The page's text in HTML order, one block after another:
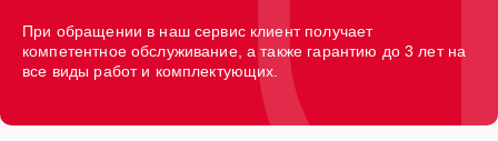
При обращении в наш сервис клиент получает
компетентное обслуживание, а также гарантию до 3 лет на
все виды работ и комплектующих.